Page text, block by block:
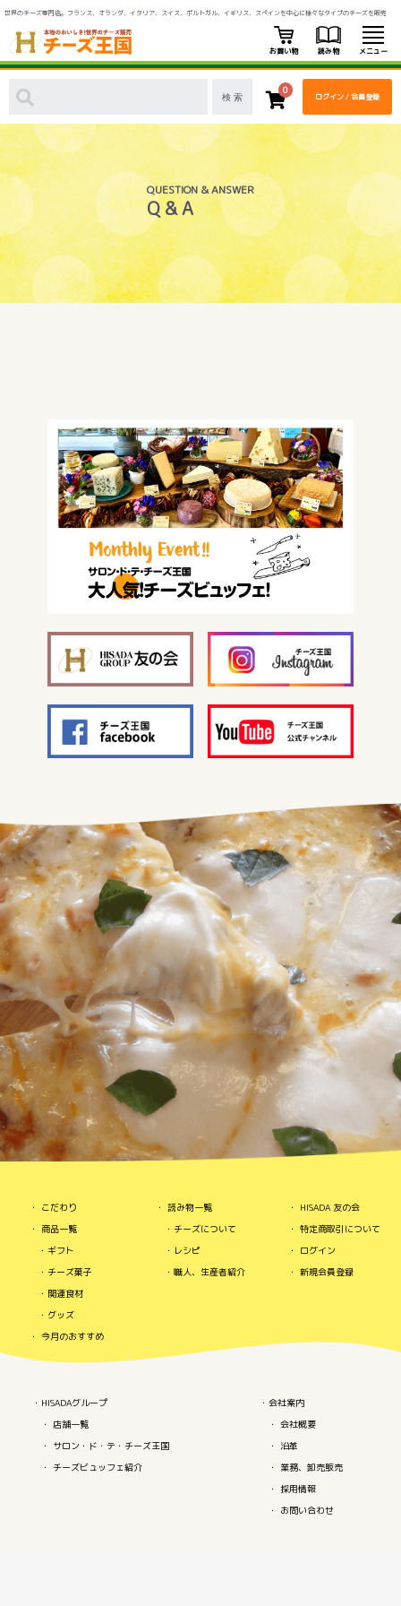
世界のチーズ専門店。フランス、オランダ、イタリア、スイス、ポルトガル、イギリス、スペインを中心に様々なタイプのチーズを販売
お買い物 読み物 メニュー
0
ログイン / 会員登録
QUESTION & ANSWER
Q & A
こだわり
商品一覧
ギフト
チーズ菓子
関連食材
グッズ
今月のおすすめ
読み物一覧
チーズについて
レシピ
職人、生産者紹介
HISADA 友の会
特定商取引について
ログイン
新規会員登録
HISADAグループ
店舗一覧
サロン・ド・テ・チーズ王国
チーズビュッフェ紹介
会社案内
会社概要
沿革
業務、卸売販売
採用情報
お問い合わせ